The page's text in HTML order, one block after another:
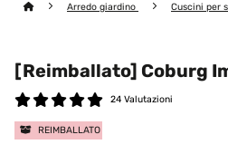
Arredo giardino Cuscini per
[Reimballato] Coburg
24 Valutazioni
REIMBALLATO